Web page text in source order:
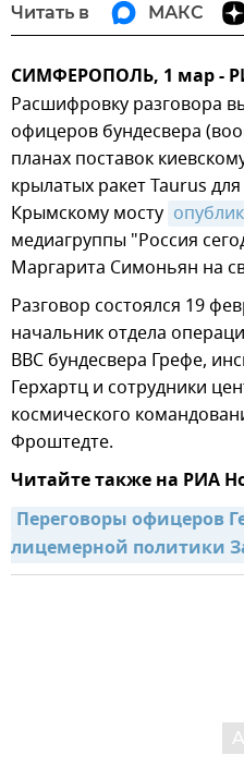
Читать в МАКС
СИМФЕРОПОЛЬ, 1 мар -
Расшифровку разговора
офицеров бундесвера
планах поставок
крылатых ракет Taurus
Крымскому мосту
медиагруппы "Россия
Маргарита Симоньян на
Разговор состоялся 19
начальник отдела
ВВС бундесвера Грефе,
Герхартц и сотрудники
космического
Фроштедте.
Читайте также на РИА
Переговоры офицеров
лицемерной политики